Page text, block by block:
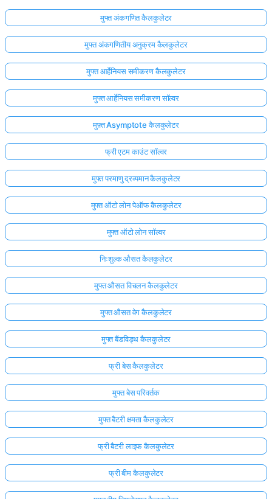
मुफ्त अंकगणित कैलकुलेटर
मुफ्त अंकगणितीय अनुक्रम कैलकुलेटर
मुफ्त आर्हेनियस समीकरण कैलकुलेटर
मुफ्त आर्हेनियस समीकरण सॉल्वर
मुफ़्त Asymptote कैलकुलेटर
फ्री एटम काउंट सॉल्वर
मुफ्त परमाणु द्रव्यमान कैलकुलेटर
मुफ्त ऑटो लोन पेऑफ कैलकुलेटर
मुफ्त ऑटो लोन सॉल्वर
निःशुल्क औसत कैलकुलेटर
मुफ्त औसत विचलन कैलकुलेटर
मुफ्त औसत वेग कैलकुलेटर
मुफ्त बैंडविड्थ कैलकुलेटर
फ्री बेस कैलकुलेटर
मुफ्त बेस परिवर्तक
मुफ्त बैटरी क्षमता कैलकुलेटर
फ्री बैटरी लाइफ कैलकुलेटर
फ्री बीम कैलकुलेटर